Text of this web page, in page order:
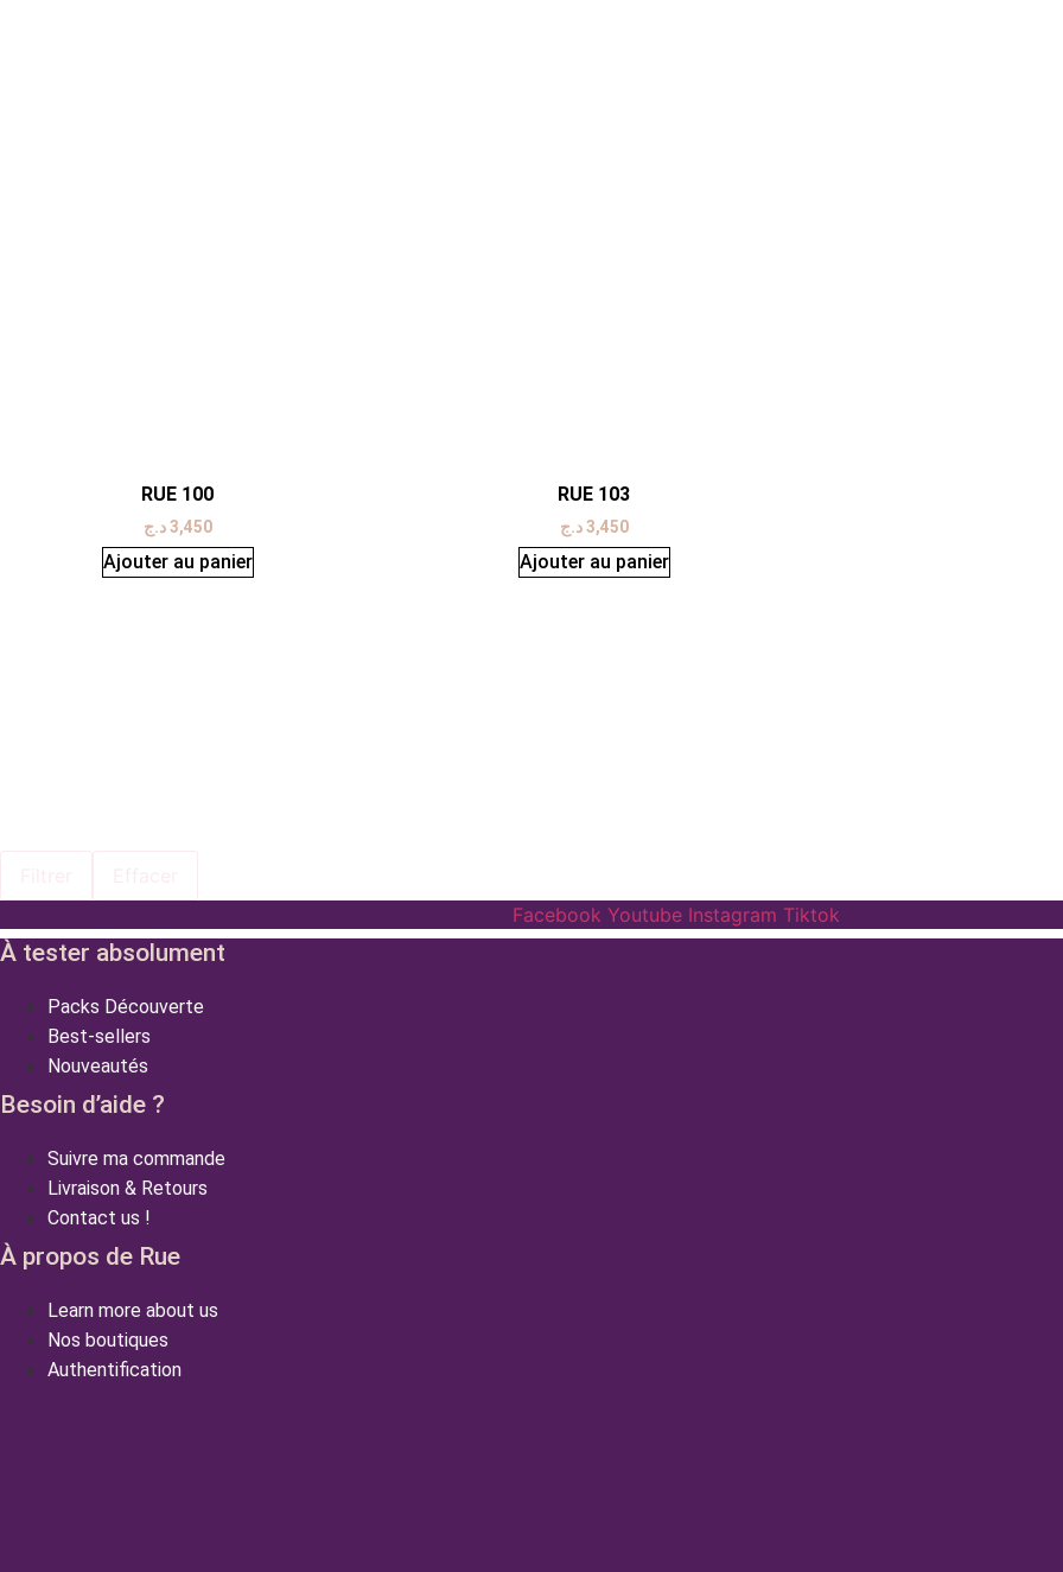
RUE 100
3,450 د.ج
Ajouter au panier
RUE 103
3,450د.ج
Ajouter au panier
Facebook Youtube Instagram Tiktok
À tester absolument
Packs Découverte
Best-sellers
Nouveautés
Besoin d’aide ?
Suivre ma commande
Livraison & Retours
Contact us !
À propos de Rue
Learn more about us
Nos boutiques
Authentification